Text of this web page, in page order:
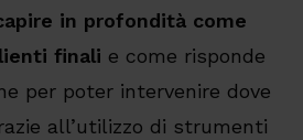
in profondità come
finali e come risponde
per poter intervenire dove
all’utilizzo di strumenti